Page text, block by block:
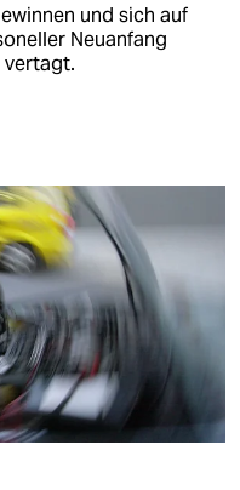
und sich auf
Neuanfang
vertagt.